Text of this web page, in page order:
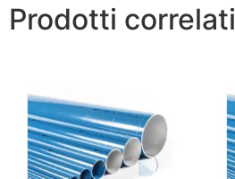
Prodotti correlati